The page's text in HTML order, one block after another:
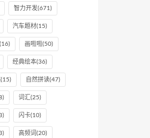
智力开发(671)
汽车题材(15)
(16) 画啦啦(50)
经典绘本(36)
(15) 自然拼读(47)
词汇 (25)
闪卡(10)
高频词 (20)